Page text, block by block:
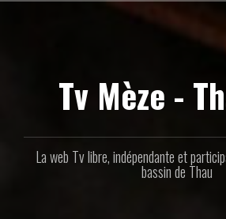
Tv Mèze -
La web Tv libre, indépendante et
bassin de Thau